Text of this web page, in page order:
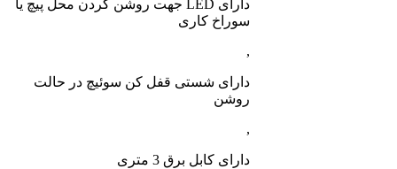
دارای LED جهت روشن کردن محل پیچ یا
سوراخ کاری
,
دارای شستی قفل کن سوئیچ در حالت
روشن
,
دارای کابل برق 3 متری